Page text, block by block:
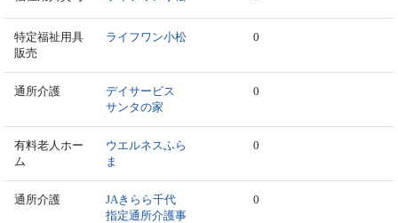
特定福祉用具
販売
ライフワン小松 0
通所介護
デイサービス
サンタの家
0
有料老人ホー
ム
ウエルネスふら
ま
0
通所介護
JAきらら千代
指定通所介護事
0